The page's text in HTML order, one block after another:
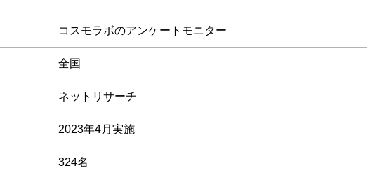
コスモラボのアンケートモニター
全国
ネットリサーチ
2023年4月実施
324名